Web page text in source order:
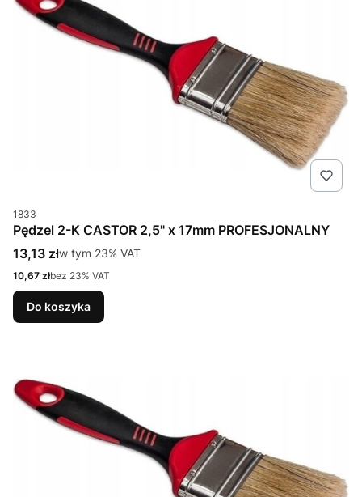
Kod produktu
1833
Pędzel 2-K CASTOR 2,5" x 17mm PROFESJONALNY
Cena brutto
13,13 złw tym %s VAT
w tym 23% VAT
Cena netto
10,67 złbez 23% VAT
Do koszyka